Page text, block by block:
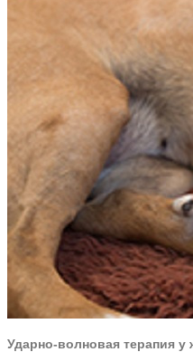
Ударно-волновая терапия у